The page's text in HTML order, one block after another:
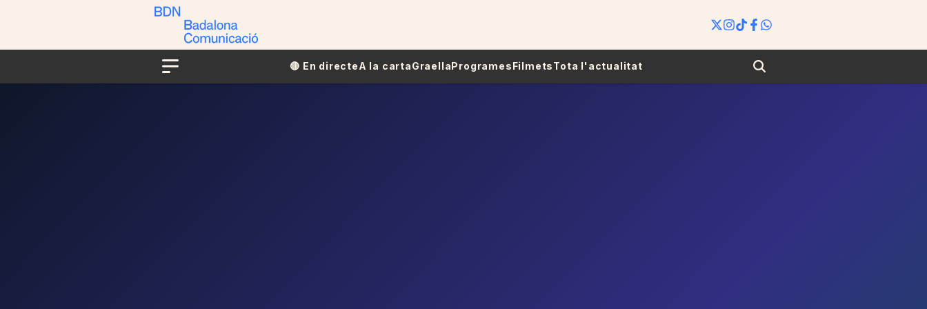
Menu
🔴​​ En directeA la cartaGraellaProgramesFilmetsTota l'actualitat Search